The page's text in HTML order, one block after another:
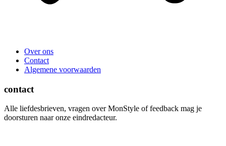
Over ons
Contact
Algemene voorwaarden
contact
Alle liefdesbrieven, vragen over MonStyle of feedback mag je
doorsturen naar onze eindredacteur.